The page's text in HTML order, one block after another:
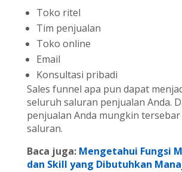
Toko ritel
Tim penjualan
Toko online
Email
Konsultasi pribadi
Sales funnel apa pun dapat
seluruh saluran penjualan Anda.
penjualan Anda mungkin
saluran.
Baca juga: Mengetahui Fungsi
dan Skill yang Dibutuhkan